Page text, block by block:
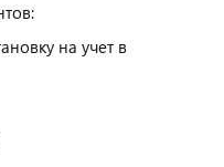
на учет в